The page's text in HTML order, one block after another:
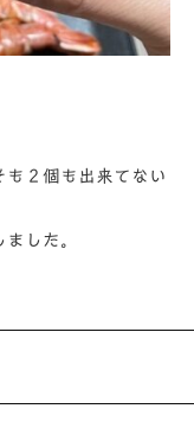
２個も出来てない
した。